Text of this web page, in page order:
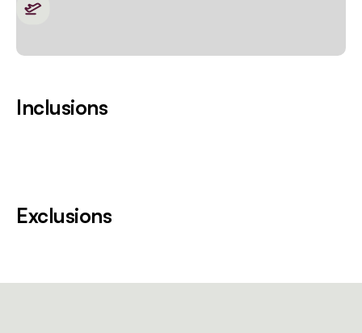
Inclusions
Exclusions